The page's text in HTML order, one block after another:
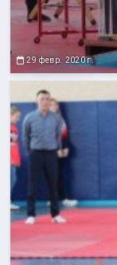
29 февр. 2020 г.